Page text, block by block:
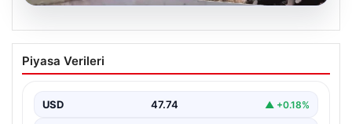
07.08.2026
Göztepe’de hareketlilik: Anthony
Dennis için Almanya’dan teklif
Süper Lig temsilcisi Göztepe’nin orta sahasında görev
Piyasa Verileri
USD 47.74 ▲ +0.18%